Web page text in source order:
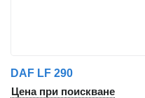
DAF LF 290
Цена при поискване